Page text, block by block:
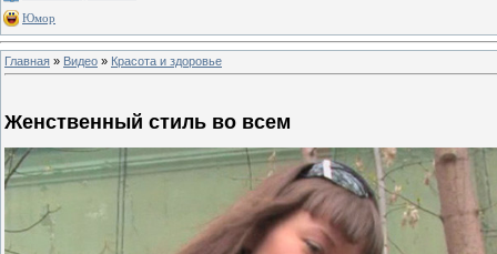
Юмор
Главная » Видео » Красота и здоровье
Женственный стиль во всем